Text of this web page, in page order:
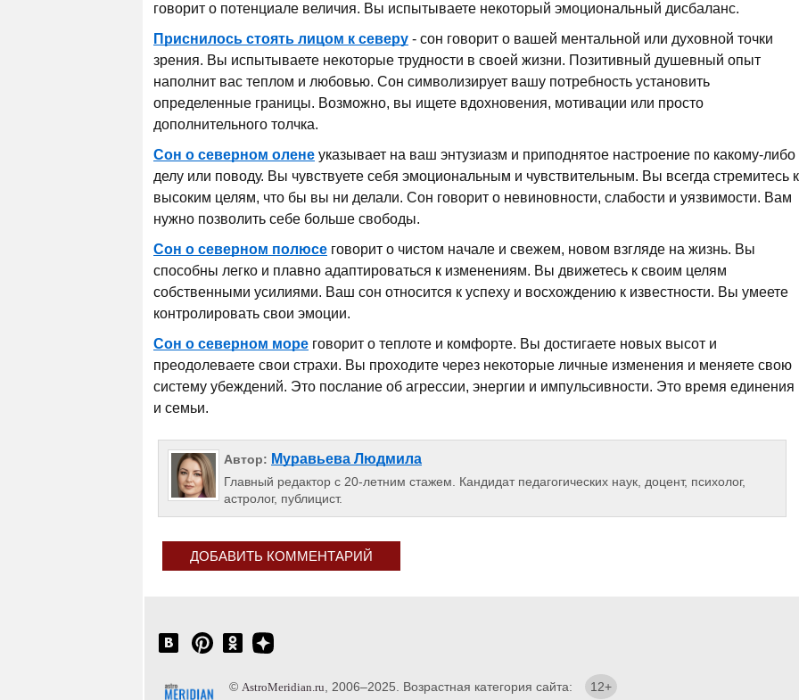
говорит о потенциале величия. Вы испытываете некоторый эмоциональный дисбаланс.
Приснилось стоять лицом к северу - сон говорит о вашей ментальной или духовной точки
зрения. Вы испытываете некоторые трудности в своей жизни. Позитивный душевный опыт
наполнит вас теплом и любовью. Сон символизирует вашу потребность установить
определенные границы. Возможно, вы ищете вдохновения, мотивации или просто
дополнительного толчка.
Сон о северном олене указывает на ваш энтузиазм и приподнятое настроение по какому-либо
делу или поводу. Вы чувствуете себя эмоциональным и чувствительным. Вы всегда стремитесь к
высоким целям, что бы вы ни делали. Сон говорит о невиновности, слабости и уязвимости. Вам
нужно позволить себе больше свободы.
Сон о северном полюсе говорит о чистом начале и свежем, новом взгляде на жизнь. Вы
способны легко и плавно адаптироваться к изменениям. Вы движетесь к своим целям
собственными усилиями. Ваш сон относится к успеху и восхождению к известности. Вы умеете
контролировать свои эмоции.
Сон о северном море говорит о теплоте и комфорте. Вы достигаете новых высот и
преодолеваете свои страхи. Вы проходите через некоторые личные изменения и меняете свою
систему убеждений. Это послание об агрессии, энергии и импульсивности. Это время единения
и семьи.
Автор: Муравьева Людмила
Главный редактор с 20-летним стажем. Кандидат педагогических наук, доцент, психолог,
астролог, публицист.
ДОБАВИТЬ КОММЕНТАРИЙ
© AstroMeridian.ru , 2006–2025. Возрастная категория сайта: 12+